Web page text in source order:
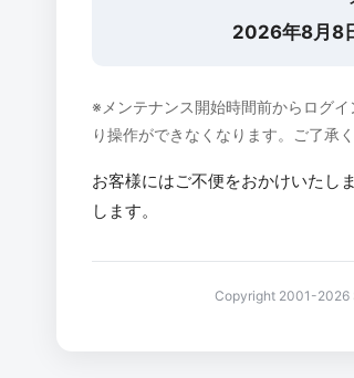
2026年8月8
※メンテナンス開始時間前からログ
り操作ができなくなります。ご了承く
お客様にはご不便をおかけいたし
します。
Copyright 2001-2026